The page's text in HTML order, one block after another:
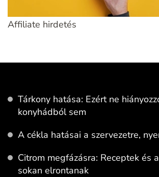
Affiliate hirdetés
Tárkony hatása: Ezért ne
konyhádból sem
A cékla hatásai a szervezetre,
Citrom megfázásra: Receptek és
sokan elrontanak